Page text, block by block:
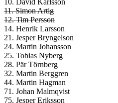
10. David Karlsson
11. Simon Artig
12. Tim Persson
14. Henrik Larsson
21. Jesper Bryngelson
24. Martin Johansson
25. Tobias Nyberg
28. Pär Törnberg
32. Martin Berggren
44. Martin Hagman
71. Johan Malmqvist
75. Jesper Eriksson